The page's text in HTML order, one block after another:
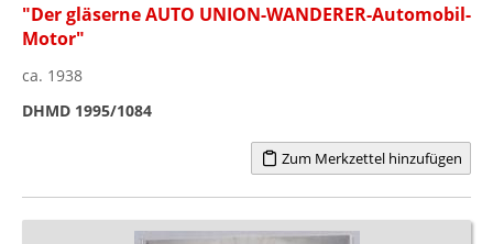
"Der gläserne AUTO UNION-WANDERER-Automobil-
Motor"
ca. 1938
DHMD 1995/1084
Zum Merkzettel hinzufügen